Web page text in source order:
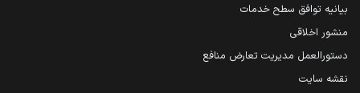
بیانیه توافق سطح خدمات
منشور اخلاقی
دستورالعمل مدیریت تعارض منافع
نقشه سایت